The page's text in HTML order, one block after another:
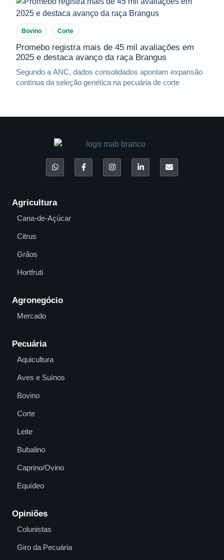
Bovino Corte
Promebo registra mais de 45 mil avaliações em
2025 e destaca avanço da raça Brangus
Segundo a ANC, dados consolidados apontam expansão
contínua da seleção genética na pecuária de corte
Agricultura
Cana-de-Açúcar
Citrus
Grãos
Hortfruti
Agronegócio
Mercado
Pecuária
Aquicultura
Aves e Suínos
Bovino
Corte
Leite
Bubalino
Caprino/Ovino
Equídeo
Opiniões
Colunistas
Giro da Pecuária